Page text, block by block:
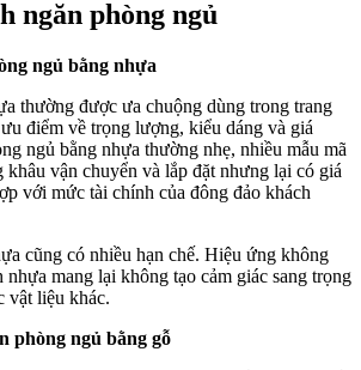
ngăn phòng ngủ
ngủ bằng nhựa
thường được ưa chuộng dùng trong trang
điểm về trọng lượng, kiểu dáng và giá
ngủ bằng nhựa thường nhẹ, nhiều mẫu mã
khâu vận chuyển và lắp đặt nhưng lại có giá
với mức tài chính của đông đảo khách
cũng có nhiều hạn chế. Hiệu ứng không
nhựa mang lại không tạo cảm giác sang trọng
vật liệu khác.
phòng ngủ bằng gỗ